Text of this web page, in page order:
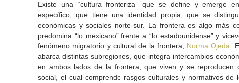
Existe una “cultura fronteriza” que se define y emerge
específico, que tiene una identidad propia, que se
económicas y sociales norte-sur. La frontera es algo más
predomina “lo mexicano” frente a “lo estadounidense” y
fenómeno migratorio y cultural de la frontera, Norma Ojeda .
abarca distintas subregiones, que integra intercambios
en ambos lados de la frontera, que viven y se reproducen
social, el cual comprende rasgos culturales y normativos